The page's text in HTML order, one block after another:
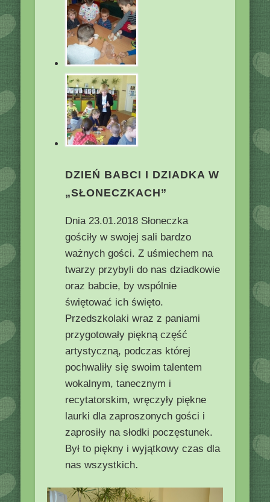
DZIEŃ BABCI I DZIADKA W
„SŁONECZKACH”
Dnia 23.01.2018 Słoneczka
gościły w swojej sali bardzo
ważnych gości. Z uśmiechem na
twarzy przybyli do nas dziadkowie
oraz babcie, by wspólnie
świętować ich święto.
Przedszkolaki wraz z paniami
przygotowały piękną część
artystyczną, podczas której
pochwaliły się swoim talentem
wokalnym, tanecznym i
recytatorskim, wręczyły piękne
laurki dla zaproszonych gości i
zaprosiły na słodki poczęstunek.
Był to piękny i wyjątkowy czas dla
nas wszystkich.